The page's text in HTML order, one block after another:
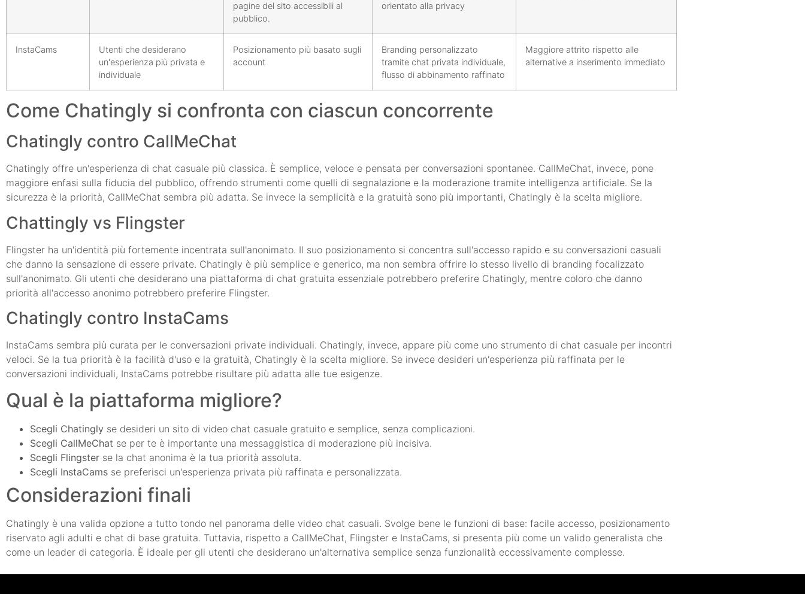
pagine del sito accessibili al
pubblico.
orientato alla privacy
InstaCams
Utenti che desiderano
un'esperienza più privata e
individuale
Posizionamento più basato sugli
account
Branding personalizzato
tramite chat privata individuale,
flusso di abbinamento raffinato
Maggiore attrito rispetto alle
alternative a inserimento immediato
Come Chatingly si confronta con ciascun concorrente
Chatingly contro CallMeChat
Chatingly offre un'esperienza di chat casuale più classica. È semplice, veloce e pensata per conversazioni spontanee. CallMeChat, invece, pone
maggiore enfasi sulla fiducia del pubblico, offrendo strumenti come quelli di segnalazione e la moderazione tramite intelligenza artificiale. Se la
sicurezza è la priorità, CallMeChat sembra più adatta. Se invece la semplicità e la gratuità sono più importanti, Chatingly è la scelta migliore.
Chattingly vs Flingster
Flingster ha un'identità più fortemente incentrata sull'anonimato. Il suo posizionamento si concentra sull'accesso rapido e su conversazioni casuali
che danno la sensazione di essere private. Chatingly è più semplice e generico, ma non sembra offrire lo stesso livello di branding focalizzato
sull'anonimato. Gli utenti che desiderano una piattaforma di chat gratuita essenziale potrebbero preferire Chatingly, mentre coloro che danno
priorità all'accesso anonimo potrebbero preferire Flingster.
Chatingly contro InstaCams
InstaCams sembra più curata per le conversazioni private individuali. Chatingly, invece, appare più come uno strumento di chat casuale per incontri
veloci. Se la tua priorità è la facilità d'uso e la gratuità, Chatingly è la scelta migliore. Se invece desideri un'esperienza più raffinata per le
conversazioni individuali, InstaCams potrebbe risultare più adatta alle tue esigenze.
Qual è la piattaforma migliore?
Scegli Chatingly se desideri un sito di video chat casuale gratuito e semplice, senza complicazioni.
Scegli CallMeChat se per te è importante una messaggistica di moderazione più incisiva.
Scegli Flingster se la chat anonima è la tua priorità assoluta.
Scegli InstaCams se preferisci un'esperienza privata più raffinata e personalizzata.
Considerazioni finali
Chatingly è una valida opzione a tutto tondo nel panorama delle video chat casuali. Svolge bene le funzioni di base: facile accesso, posizionamento
riservato agli adulti e chat di base gratuita. Tuttavia, rispetto a CallMeChat, Flingster e InstaCams, si presenta più come un valido generalista che
come un leader di categoria. È ideale per gli utenti che desiderano un'alternativa semplice senza funzionalità eccessivamente complesse.